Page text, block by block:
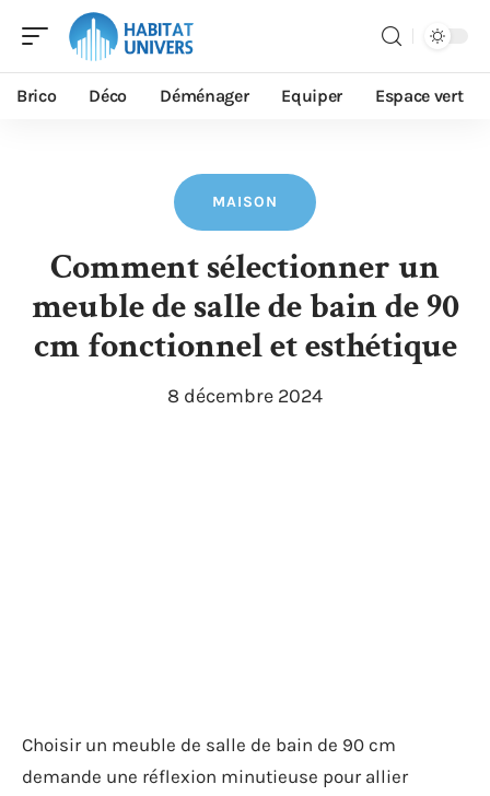
Brico Déco Déménager Equiper Espace vert
MAISON
Comment sélectionner un
meuble de salle de bain de 90
cm fonctionnel et esthétique
8 décembre 2024
Choisir un meuble de salle de bain de 90 cm
demande une réflexion minutieuse pour allier